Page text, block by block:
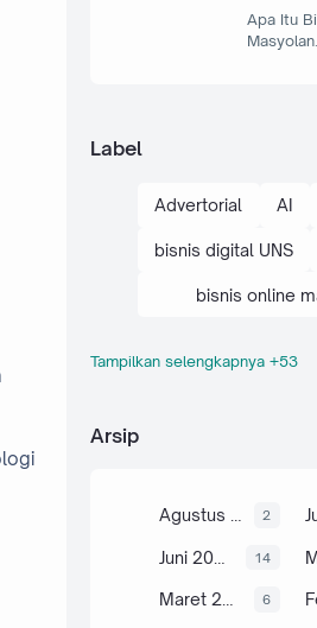
Apa Itu
Label
Advertorial AI
bisnis digital UNS
bisnis online
brand personal
cara
Digital Marketing
E-E-A-
Tampilkan selengkapnya +53
Arsip
Agustus 2026 2
Juni 2026 14
Maret 2026 6